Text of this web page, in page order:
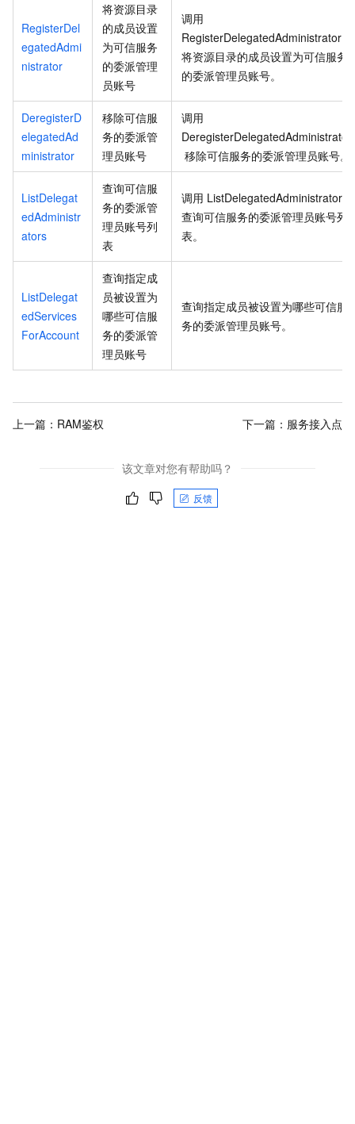
RegisterDel
egatedAdmi
nistrator
将资源目录
的成员设置
为可信服务
的委派管理
员账号
调用
RegisterDelegatedAdministrator
将资源目录的成员设置为可信服务
的委派管理员账号。
DeregisterD
elegatedAd
ministrator
移除可信服
务的委派管
理员账号
调用
DeregisterDelegatedAdministrator
移除可信服务的委派管理员账号。
ListDelegat
edAdministr
ators
查询可信服
务的委派管
理员账号列
表
调用 ListDelegatedAdministrators
查询可信服务的委派管理员账号列
表。
ListDelegat
edServices
ForAccount
查询指定成
员被设置为
哪些可信服
务的委派管
理员账号
查询指定成员被设置为哪些可信服
务的委派管理员账号。
上一篇： RAM鉴权 下一篇： 服务接入点
该文章对您有帮助吗？
反馈